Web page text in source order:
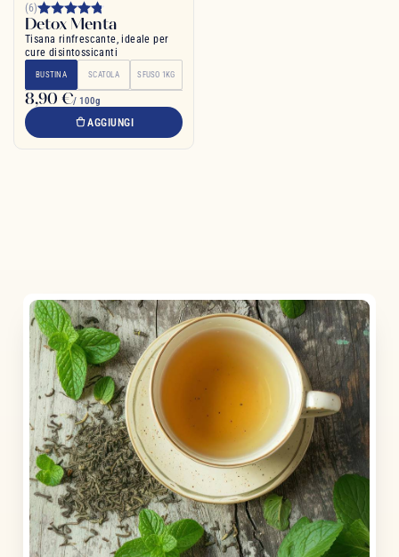
(6)
Detox Menta
Tisana rinfrescante, ideale per
cure disintossicanti
BUSTINA SCATOLA SFUSO 1KG
8,90 €/ 100g
AGGIUNGI